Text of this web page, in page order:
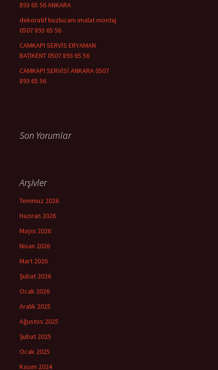
893 65 56 ANKARA
dekoratif buzlucam imalat montaj
0507 893 65 56
CAMKAPI SERVİS ERYAMAN
BATIKENT 0507 893 65 56
CAMKAPI SERVİSİ ANKARA 0507
893 65 56
Son Yorumlar
Arşivler
Temmuz 2026
Haziran 2026
Mayıs 2026
Nisan 2026
Mart 2026
Şubat 2026
Ocak 2026
Aralık 2025
Ağustos 2025
Şubat 2025
Ocak 2025
Kasım 2024